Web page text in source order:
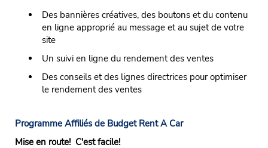
Des bannières créatives, des boutons et du contenu
en ligne approprié au message et au sujet de votre
site
Un suivi en ligne du rendement des ventes
Des conseils et des lignes directrices pour optimiser
le rendement des ventes
Programme Affiliés de Budget Rent A Car
Mise en route! C'est facile!